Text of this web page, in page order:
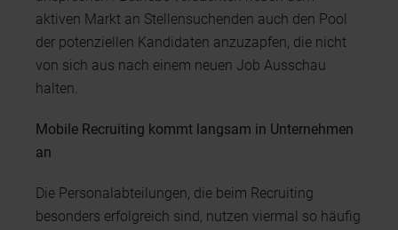
aktiven Markt an Stellensuchenden auch den Pool
der potenziellen Kandidaten anzuzapfen, die nicht
von sich aus nach einem neuen Job Ausschau
halten.
Mobile Recruiting kommt langsam in Unternehmen
an
Die Personalabteilungen, die beim Recruiting
besonders erfolgreich sind, nutzen viermal so häufig